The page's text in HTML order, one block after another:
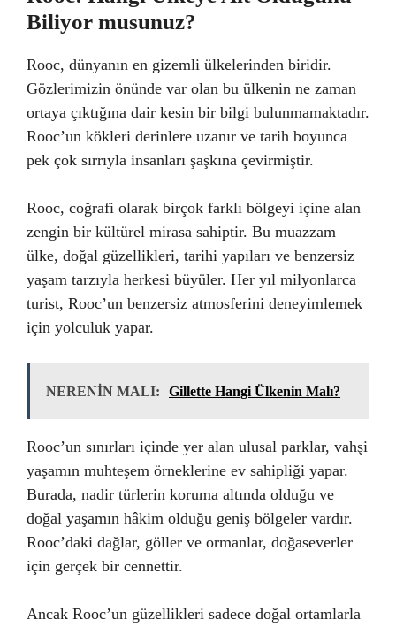
Biliyor musunuz?
Rooc, dünyanın en gizemli ülkelerinden biridir.
Gözlerimizin önünde var olan bu ülkenin ne zaman
ortaya çıktığına dair kesin bir bilgi bulunmamaktadır.
Rooc’un kökleri derinlere uzanır ve tarih boyunca
pek çok sırrıyla insanları şaşkına çevirmiştir.
Rooc, coğrafi olarak birçok farklı bölgeyi içine alan
zengin bir kültürel mirasa sahiptir. Bu muazzam
ülke, doğal güzellikleri, tarihi yapıları ve benzersiz
yaşam tarzıyla herkesi büyüler. Her yıl milyonlarca
turist, Rooc’un benzersiz atmosferini deneyimlemek
için yolculuk yapar.
NERENİN MALI: Gillette Hangi Ülkenin Malı?
Rooc’un sınırları içinde yer alan ulusal parklar, vahşi
yaşamın muhteşem örneklerine ev sahipliği yapar.
Burada, nadir türlerin koruma altında olduğu ve
doğal yaşamın hâkim olduğu geniş bölgeler vardır.
Rooc’daki dağlar, göller ve ormanlar, doğaseverler
için gerçek bir cennettir.
Ancak Rooc’un güzellikleri sadece doğal ortamlarla